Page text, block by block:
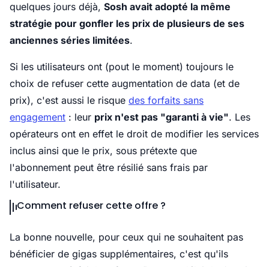
quelques jours déjà, Sosh avait adopté la même
stratégie pour gonfler les prix de plusieurs de ses
anciennes séries limitées.
Si les utilisateurs ont (pout le moment) toujours le
choix de refuser cette augmentation de data (et de
prix), c'est aussi le risque des forfaits sans
engagement : leur prix n'est pas "garanti à vie". Les
opérateurs ont en effet le droit de modifier les services
inclus ainsi que le prix, sous prétexte que
l'abonnement peut être résilié sans frais par
l'utilisateur.
Comment refuser cette offre ?
La bonne nouvelle, pour ceux qui ne souhaitent pas
bénéficier de gigas supplémentaires, c'est qu'ils